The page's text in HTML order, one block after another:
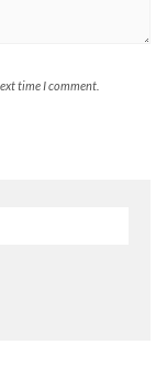
time I comment.